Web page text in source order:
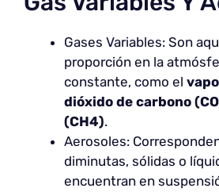
Gases Variables: Son
proporción en la
constante, como el
dióxido de carbono
(CH4).
Aerosoles:
diminutas, sólidas o
encuentran en